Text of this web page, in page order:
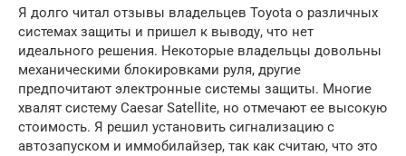
Я долго читал отзывы владельцев Toyota о различных
системах защиты и пришел к выводу, что нет
идеального решения. Некоторые владельцы довольны
механическими блокировками руля, другие
предпочитают электронные системы защиты. Многие
хвалят систему Caesar Satellite, но отмечают ее высокую
стоимость. Я решил установить сигнализацию с
автозапуском и иммобилайзер, так как считаю, что это